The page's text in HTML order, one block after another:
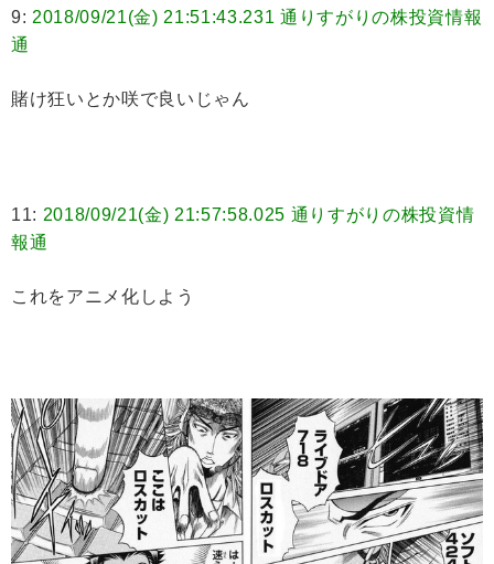
9: 2018/09/21(金) 21:51:43.231 通りすがりの株投資情報
通
賭け狂いとか咲で良いじゃん
11: 2018/09/21(金) 21:57:58.025 通りすがりの株投資情
報通
これをアニメ化しよう